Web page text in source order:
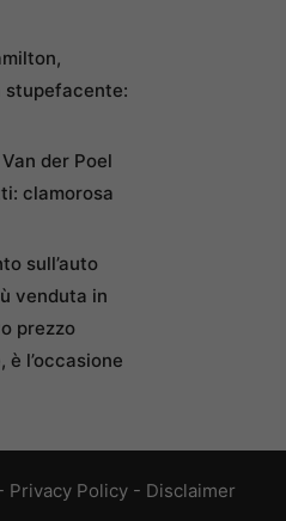
stupefacente:
der Poel
clamorosa
sull’auto
venduta in
prezzo
è l’occasione
Privacy Policy - Disclaimer